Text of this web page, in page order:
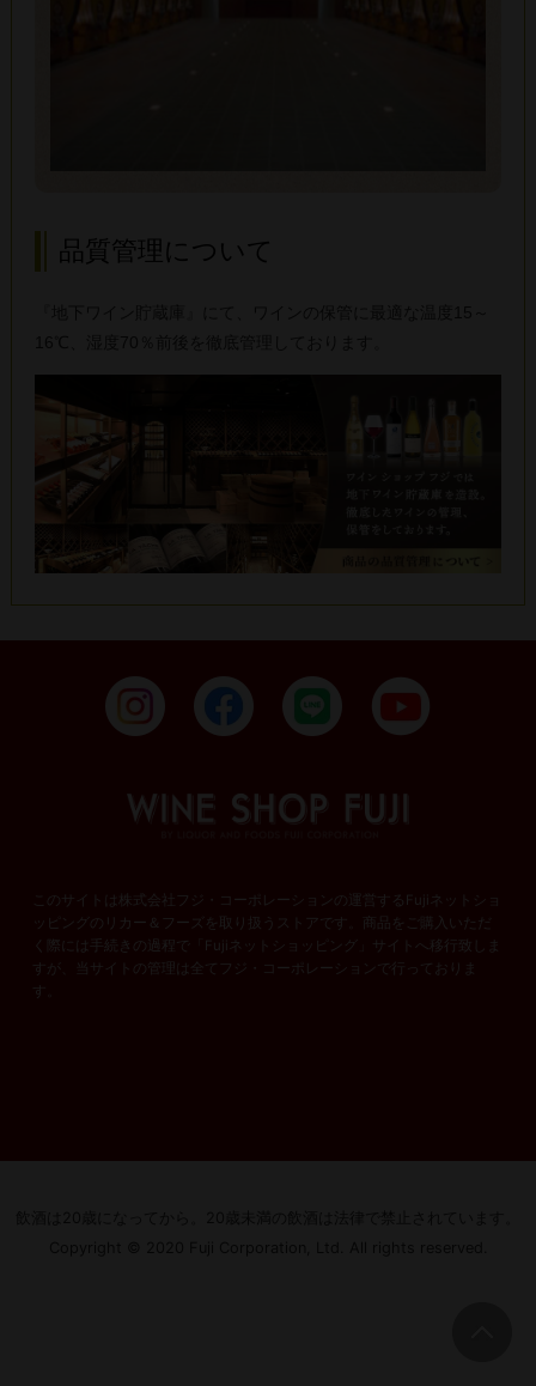
品質管理について
このサイトは株式会社フジ・コーポレーションの運営するFujiネットショ
ッピングのリカー＆フーズを取り扱うストアです。商品をご購入いただ
く際には手続きの過程で「Fujiネットショッピング」サイトへ移行致しま
すが、当サイトの管理は全てフジ・コーポレーションで行っておりま